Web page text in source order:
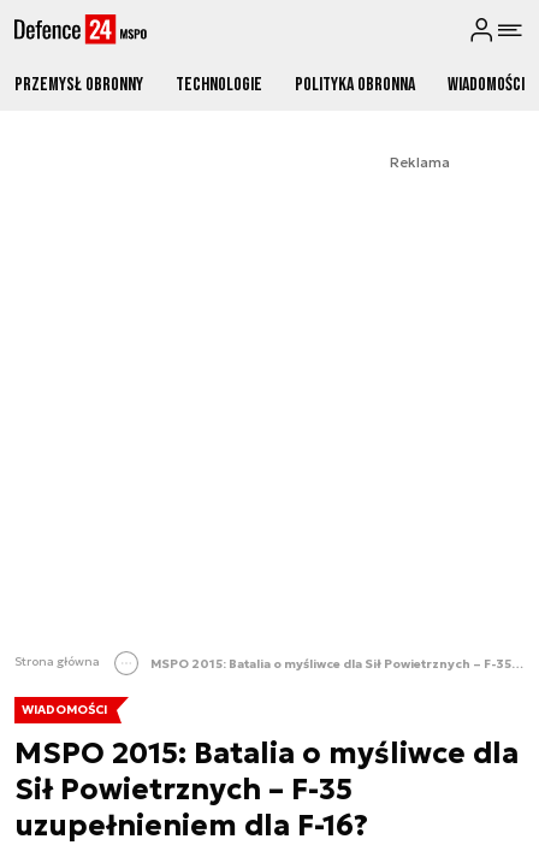
Przemysł obronny Technologie Polityka obronna Wiadomości
Reklama
Strona główna MSPO 2015: Batalia o myśliwce dla Sił Powietrznych – F-35 uzupełnieniem dla F-16?
WIADOMOŚCI
MSPO 2015: Batalia o myśliwce dla
Sił Powietrznych – F-35
uzupełnieniem dla F-16?